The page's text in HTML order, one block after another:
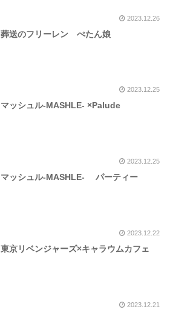
2023.12.26
葬送のフリーレン ぺたん娘
2023.12.25
マッシュル-MASHLE- ×Palude
2023.12.25
マッシュル-MASHLE- パーティー
2023.12.22
東京リベンジャーズ×キャラウムカフェ
2023.12.21